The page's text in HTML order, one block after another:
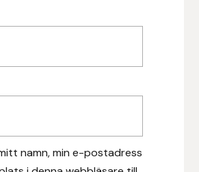
namn, min e-postadress